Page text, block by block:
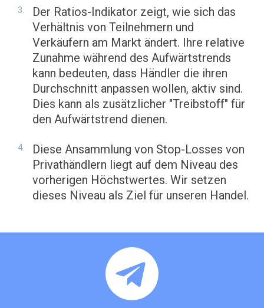
Der Ratios-Indikator zeigt, wie sich das
Verhältnis von Teilnehmern und
Verkäufern am Markt ändert. Ihre relative
Zunahme während des Aufwärtstrends
kann bedeuten, dass Händler die ihren
Durchschnitt anpassen wollen, aktiv sind.
Dies kann als zusätzlicher "Treibstoff" für
den Aufwärtstrend dienen.
Diese Ansammlung von Stop-Losses von
Privathändlern liegt auf dem Niveau des
vorherigen Höchstwertes. Wir setzen
dieses Niveau als Ziel für unseren Handel.